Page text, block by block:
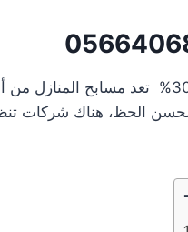
– خصم 30% تعد مسابح
الحظ، هناك شركات